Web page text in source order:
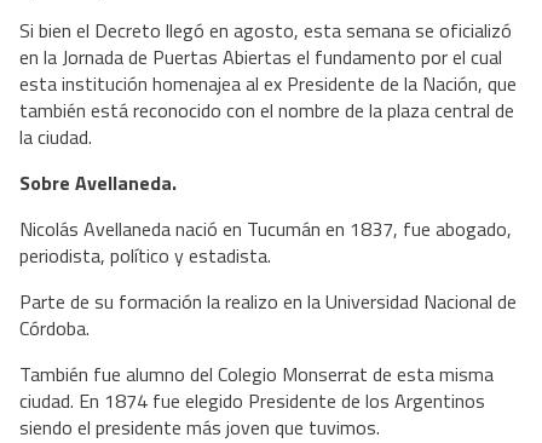
Si bien el Decreto llegó en agosto, esta semana se oficializó
en la Jornada de Puertas Abiertas el fundamento por el cual
esta institución homenajea al ex Presidente de la Nación, que
también está reconocido con el nombre de la plaza central de
la ciudad.
Sobre Avellaneda.
Nicolás Avellaneda nació en Tucumán en 1837, fue abogado,
periodista, político y estadista.
Parte de su formación la realizo en la Universidad Nacional de
Córdoba.
También fue alumno del Colegio Monserrat de esta misma
ciudad. En 1874 fue elegido Presidente de los Argentinos
siendo el presidente más joven que tuvimos.